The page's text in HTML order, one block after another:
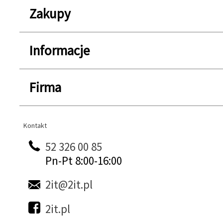
Zakupy
Informacje
Firma
Kontakt
Kontakt
52 326 00 85
Pn-Pt 8:00-16:00
2it@2it.pl
2it.pl